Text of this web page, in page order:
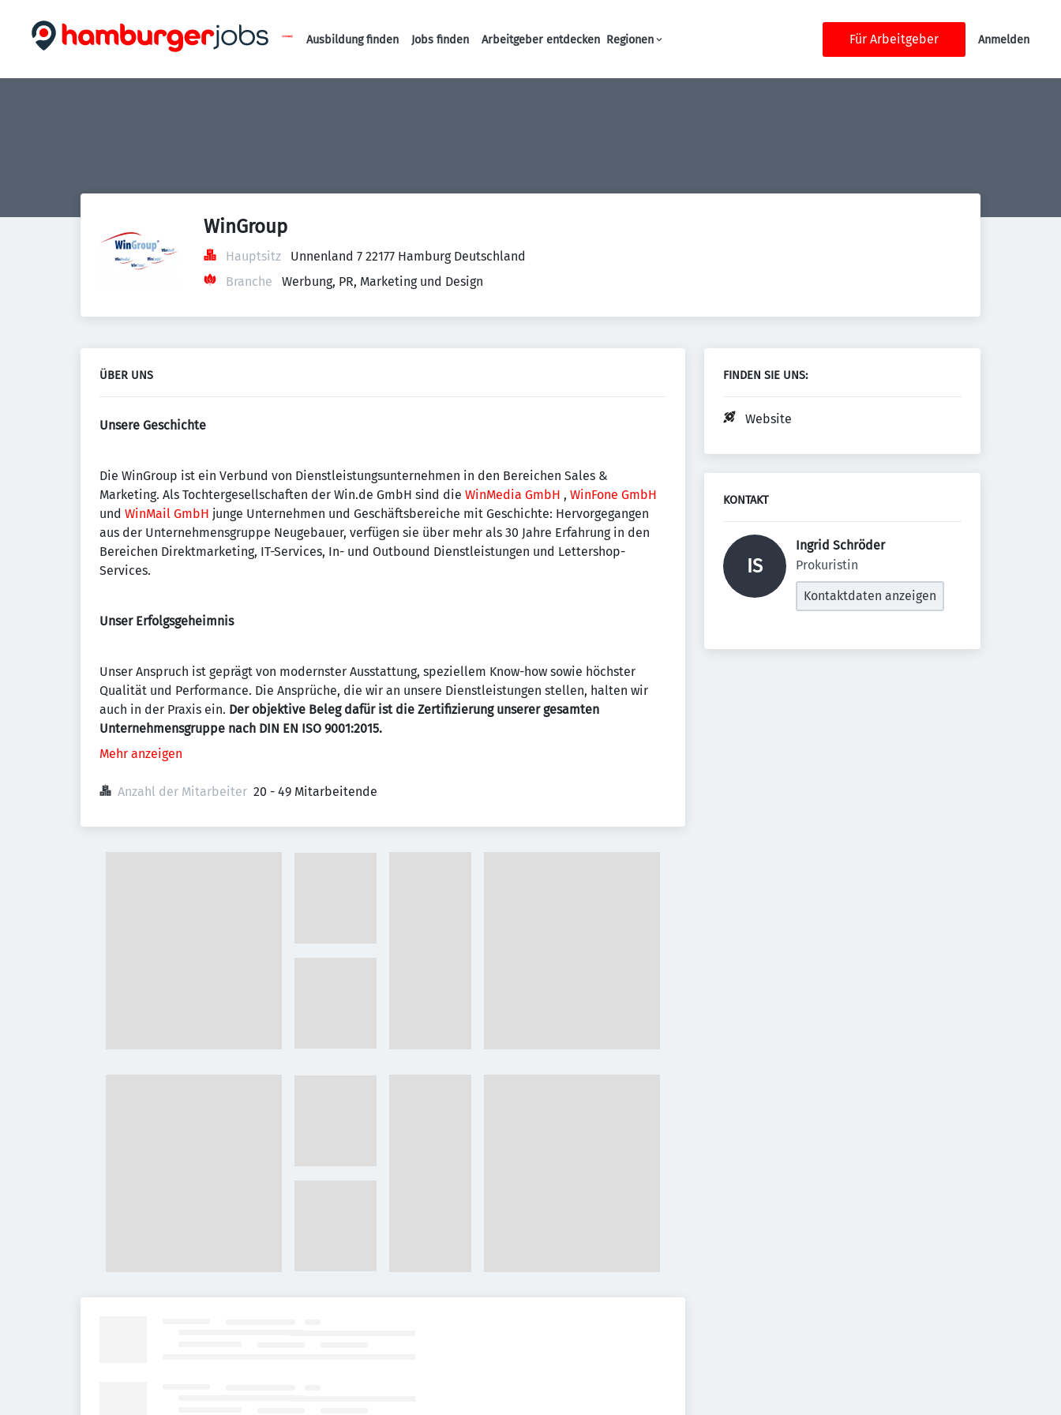
Haupt-Navigation
Ausbildung finden Jobs finden Arbeitgeber entdecken Regionen Für Arbeitgeber Anmelden
WinGroup
Hauptsitz
Unnenland 7 22177 Hamburg Deutschland
Branche
Werbung, PR, Marketing und Design
ÜBER UNS
Unsere Geschichte
Die WinGroup ist ein Verbund von Dienstleistungsunternehmen in den Bereichen Sales &
Marketing. Als Tochtergesellschaften der Win.de GmbH sind die WinMedia GmbH , WinFone GmbH
und WinMail GmbH junge Unternehmen und Geschäftsbereiche mit Geschichte: Hervorgegangen
aus der Unternehmensgruppe Neugebauer, verfügen sie über mehr als 30 Jahre Erfahrung in den
Bereichen Direktmarketing, IT-Services, In- und Outbound Dienstleistungen und Lettershop-
Services.
Unser Erfolgsgeheimnis
Unser Anspruch ist geprägt von modernster Ausstattung, speziellem Know-how sowie höchster
Qualität und Performance. Die Ansprüche, die wir an unsere Dienstleistungen stellen, halten wir
auch in der Praxis ein. Der objektive Beleg dafür ist die Zertifizierung unserer gesamten
Unternehmensgruppe nach DIN EN ISO 9001:2015.
Mehr anzeigen
Anzahl der Mitarbeiter 20 - 49 Mitarbeitende
FINDEN SIE UNS:
Website
KONTAKT
IS
Ingrid Schröder
Prokuristin
Kontaktdaten anzeigen